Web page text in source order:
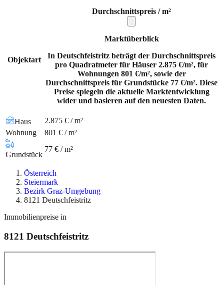
Objektart
Durchschnittspreis / m²
Marktüberblick
In Deutschfeistritz beträgt der Durchschnittspreis
pro Quadratmeter für Häuser 2.875 €/m², für
Wohnungen 801 €/m², sowie der
Durchschnittspreis für Grundstücke 77 €/m². Diese
Preise spiegeln die aktuelle Marktentwicklung
wider und basieren auf den neuesten Daten.
Haus
2.875 € / m²
Wohnung
801 € / m²
Grundstück
77 € / m²
Österreich
Steiermark
Bezirk Graz-Umgebung
8121 Deutschfeistritz
Immobilienpreise in
8121 Deutschfeistritz